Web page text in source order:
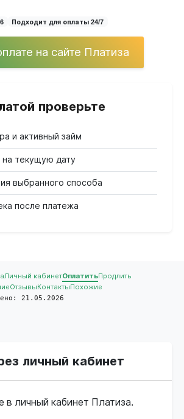
Подходит для оплаты 24/7
на сайте Платиза
проверьте
и активный займ
текущую дату
выбранного способа
после платежа
Личный кабинетОплатитьПродлить
Отзывы Контакты Похожие
21.05.2026
личный кабинет
в личный кабинет Платиза.